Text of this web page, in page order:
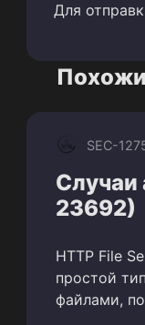
Для
SEC-
Случаи
23692)
HTTP File
простой
файлами,